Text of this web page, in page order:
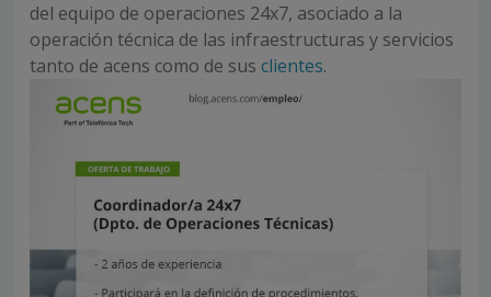
del equipo de operaciones 24x7, asociado a la
operación técnica de las infraestructuras y servicios
tanto de acens como de sus clientes.